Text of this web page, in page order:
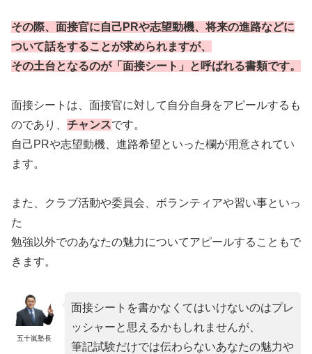
その際、面接官に自己PRや志望動機、将来の進路などに
ついて話をすることが求められますが、
その土台となるのが「面接シート」と呼ばれる書類です。
面接シートは、面接官に対して自分自身をアピールするも
のであり、 チャンスです。
自己PRや志望動機、進路希望といった欄が用意されてい
ます。
また、クラブ活動や委員会、ボランティアや習い事といっ
た
勉強以外でのあなたの魅力についてアピールすることもで
きます。
五十嵐塾長
面接シートを書かなくてはいけないのはプレ
ッシャーと思えるかもしれませんが、
筆記試験だけでは伝わらないあなたの魅力や